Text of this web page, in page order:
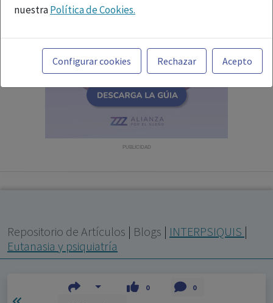
nuestraPolítica de Cookies.
Toda la información incluida en la Página Web está
referida a productos del mercado español y, por
tanto, dirigida a profesionales sanitarios legalmente
facultados para prescribir o dispensar medicamentos
con ejercicio profesional. La información técnica de los
fármacos se facilita a título meramente informativo,
Configurar cookies Rechazar Acepto
PUBLICIDAD
Repositorio de Artículos | Blogs | INTERPSIQUIS |
Eutanasia y psiquiatría
0 0